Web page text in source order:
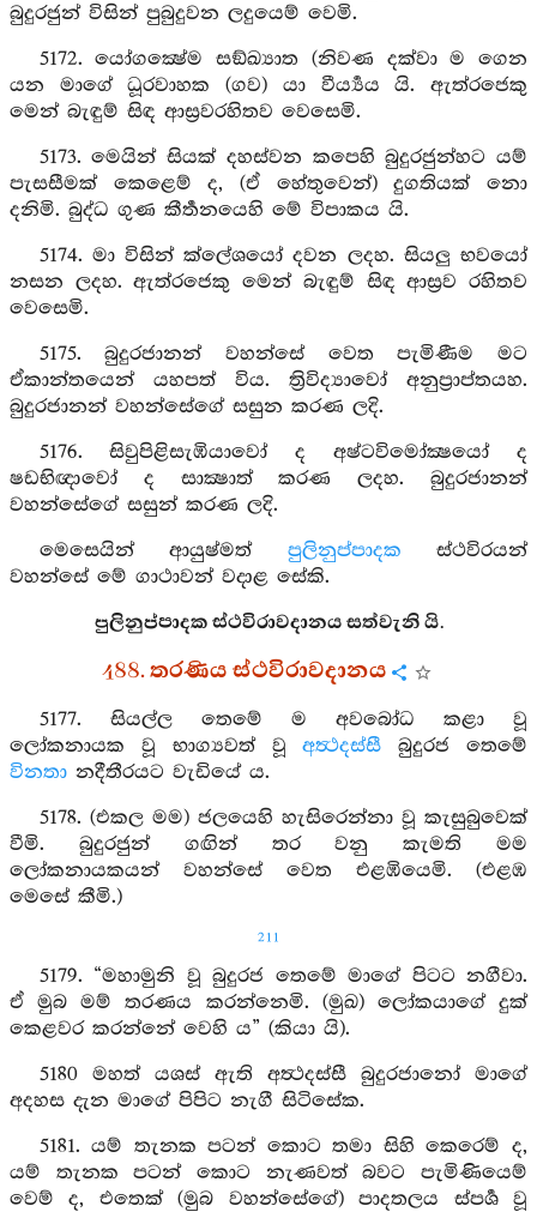
බුදුරජුන් විසින් පුබුදුවන ලදුයෙම් වෙමි.
5172. යෝගක්‍ෂේම සඞ්ඛ්‍යාත (නිවණ දක්වා ම ගෙන
යන මාගේ ධූරවාහක (ගව) යා වීර්‍ය්‍යය යි. ඇත්රජෙකු
මෙන් බැඳුම් සිඳ ආස්‍රවරහිතව වෙසෙමි.
5173. මෙයින් සියක් දහස්වන කපෙහි බුදුරජුන්හට යම්
පැසසීමක් කෙළෙම් ද, (ඒ හේතුවෙන්) දුගතියක් නො
දනිමි. බුද්ධ ගුණ කීර්‍තනයෙහි මේ විපාකය යි.
5174. මා විසින් ක්ලේශයෝ දවන ලදහ. සියලු භවයෝ
නසන ලදහ. ඇත්රජෙකු මෙන් බැඳුම් සිඳ ආස්‍රව රහිතව
වෙසෙමි.
5175. බුදුරජානන් වහන්සේ වෙත පැමිණීම මට
ඒකාන්තයෙන් යහපත් විය. ත්‍රිවිද්‍යාවෝ අනුප්‍රාප්තයහ.
බුදුරජානන් වහන්සේගේ සසුන කරණ ලදි.
5176. සිවුපිළිසැඹියාවෝ ද අෂ්ටවිමෝක්‍ෂයෝ ද
ෂඩභිඥාවෝ ද සාක්‍ෂාත් කරණ ලදහ. බුදුරජානන්
වහන්සේගේ සසුන් කරණ ලදි.
මෙසෙයින් ආයුෂ්මත් පුලිනුප්පාදක ස්ථවිරයන්
වහන්සේ මේ ගාථාවන් වදාළ සේකි.
පුලිනුප්පාදක ස්ථවිරාවදානය සත්වැනි යි.
488. තරණිය ස්ථවිරාවදානය
5177. සියල්ල තෙමේ ම අවබෝධ කළා වූ
ලෝකනායක වූ භාග්‍යවත් වූඅත්‍ථදස්සී බුදුරජ තෙමේ
විනතා නදීතීරයට වැඩියේ ය.
5178. (එකල මම) ජලයෙහි හැසිරෙන්නා වූ කැසුබුවෙක්
වීමි. බුදුරජුන් ගඟින් තර වනු කැමති මම
ලෝකනායකයන් වහන්සේ වෙත එළඹියෙමි. (එළඹ
මෙසේ කීමි.)
211
5179. “මහාමුනි වූ බුදුරජ තෙමේ මාගේ පිටට නගීවා.
ඒ මුබ මම් තරණය කරන්නෙමි. (මුඛ) ලෝකයාගේ දුක්
කෙළවර කරන්නේ වෙහි ය” (කියා යි).
5180 මහත් යශස් ඇති අත්‍ථදස්සී බුදුරජානෝ මාගේ
අදහස දැන මාගේ පිපිට නැගී සිටිසේක.
5181. යම් තැනක පටන් කොට තමා සිහි කෙරෙම් ද,
යම් තැනක පටන් කොට නැණවත් බවට පැමිණියෙම්
වෙම් ද, එතෙක් (මුබ වහන්සේගේ) පාදතලය ස්පර්‍ශ වූ